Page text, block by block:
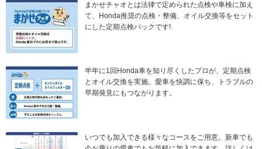
まかせチャオとは法律で定められた点検や車検に加え
て、Honda推奨の点検・整備、オイル交換等をセット
にした定期点検パックです!
半年に1回Honda車を知り尽くしたプロが、定期点検
とオイル交換を実施。愛車を快調に保ち、トラブルの
早期発見にもつながります。
いつでも加入できる様々なコースをご用意。新車でも